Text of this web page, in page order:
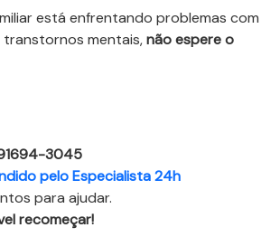
está enfrentando problemas com
mentais,não espere o
3045
pelo Especialista 24h
para ajudar.
recomeçar!